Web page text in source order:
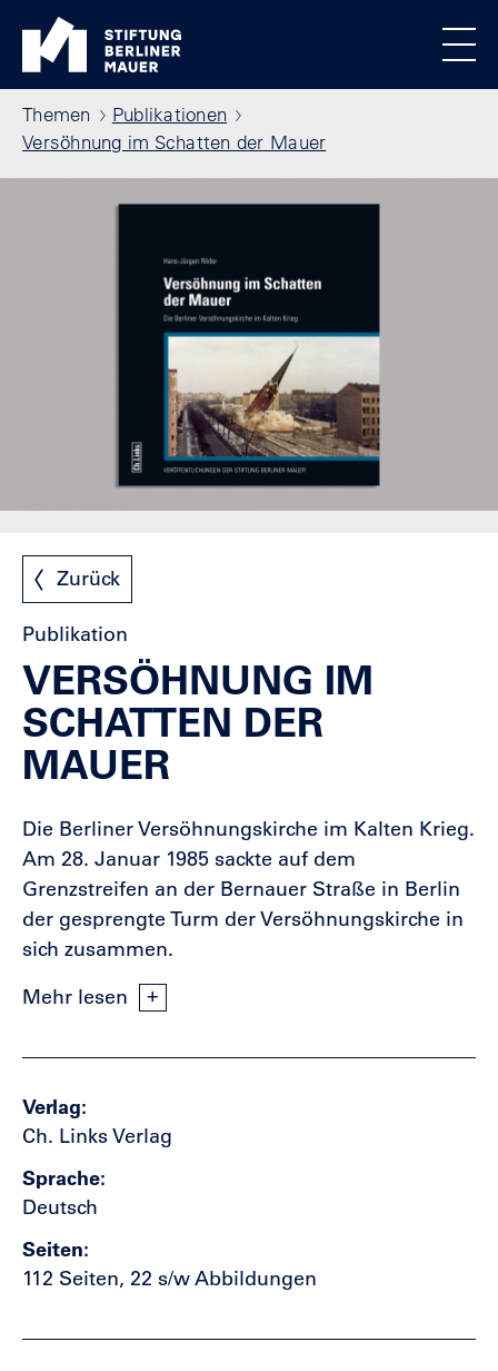
Direkt zum Inhalt
Standortmenu
Show locations
Alle Standorte
Stiftung Berliner Mauer Startseite
Pfadnavigation
Themen
Publikationen
Versöhnung im Schatten der Mauer
Zurück
Publikation
VERSÖHNUNG IM
SCHATTEN DER
MAUER
Die Berliner Versöhnungskirche im Kalten Krieg.
Am 28. Januar 1985 sackte auf dem
Grenzstreifen an der Bernauer Straße in Berlin
der gesprengte Turm der Versöhnungskirche in
sich zusammen.
Mehr lesen
Verlag
Ch. Links Verlag
Sprache
Deutsch
Seiten
112 Seiten, 22 s/w Abbildungen